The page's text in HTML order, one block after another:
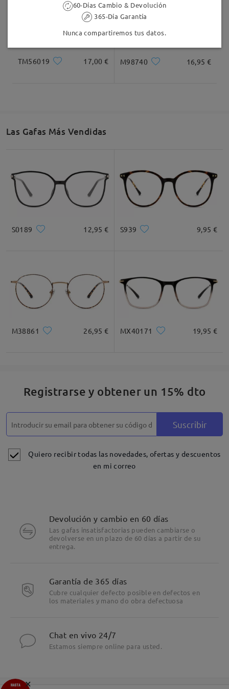
TM56019 17,00 € M98740 16,95 €
Las Gafas Más Vendidas
S0189 12,95 € S939 9,95 €
M38861 26,95 € MX40171 19,95 €
Registrarse y obtener un 15% dto
Suscribir
Quiero recibir todas las novedades, ofertas y descuentos
en mi correo
Devolución y cambio en 60 días
Las gafas insatisfactorias pueden cambiarse o
devolverse en un plazo de 60 días a partir de su
entrega.
Garantía de 365 días
Cubre cualquier defecto posible en defectos en
los materiales y mano do obra defectuosa
Chat en vivo 24/7
Estamos siempre online para usted.
×
60-Días Cambio & Devolución
365-Día Garantía
Nunca compartiremos tus datos.